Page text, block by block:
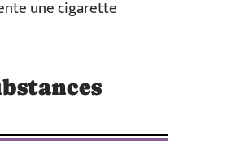
une cigarette